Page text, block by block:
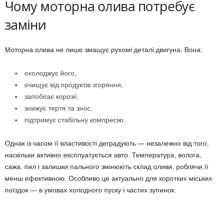
Чому моторна олива потребує
заміни
Моторна олива не лише змащує рухомі деталі двигуна. Вона:
охолоджує його,
очищує від продуктів згоряння,
запобігає корозії,
знижує тертя та знос,
підтримує стабільну компресію.
Однак із часом її властивості деградують — незалежно від того,
наскільки активно експлуатується авто. Температура, волога,
сажа, пил і залишки пального змінюють склад оливи, роблячи її
менш ефективною. Особливо це актуально для коротких міських
поїздок — в умовах холодного пуску і частих зупинок.